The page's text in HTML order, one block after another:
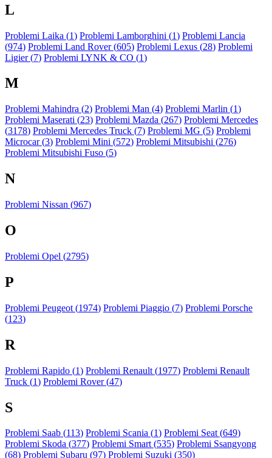
L
Problemi Laika (1) Problemi Lamborghini (1) Problemi Lancia
(974) Problemi Land Rover (605) Problemi Lexus (28) Problemi
Ligier (7) Problemi LYNK & CO (1)
M
Problemi Mahindra (2) Problemi Man (4) Problemi Marlin (1)
Problemi Maserati (23) Problemi Mazda (267) Problemi Mercedes
(3178) Problemi Mercedes Truck (7) Problemi MG (5) Problemi
Microcar (3) Problemi Mini (572) Problemi Mitsubishi (276)
Problemi Mitsubishi Fuso (5)
N
Problemi Nissan (967)
O
Problemi Opel (2795)
P
Problemi Peugeot (1974) Problemi Piaggio (7) Problemi Porsche
(123)
R
Problemi Rapido (1) Problemi Renault (1977) Problemi Renault
Truck (1) Problemi Rover (47)
S
Problemi Saab (113) Problemi Scania (1) Problemi Seat (649)
Problemi Skoda (377) Problemi Smart (535) Problemi Ssangyong
(68) Problemi Subaru (97) Problemi Suzuki (350)